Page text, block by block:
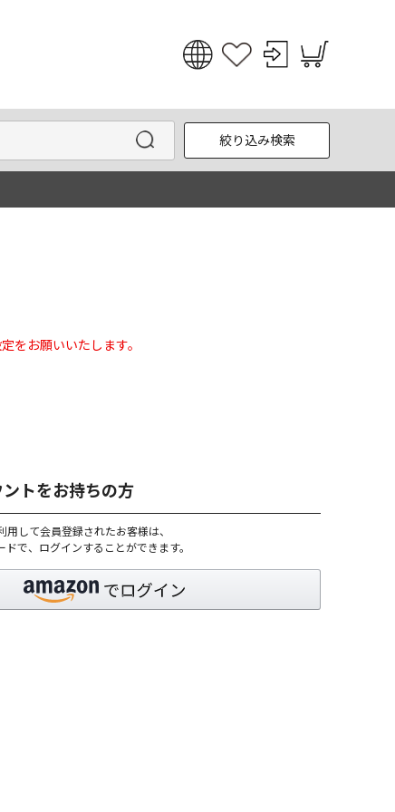
English
한국어
絞り込み検索
をお願いいたします。
トをお持ちの方
して会員登録されたお客様は、
で、ログインすることができます。